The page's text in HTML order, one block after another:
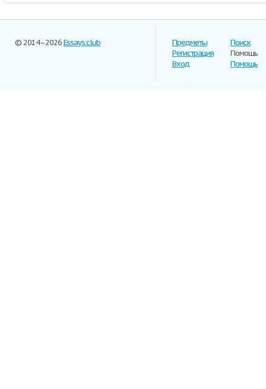
© 2014–2026Essays.club
Предметы
Регистрация
Вход
Поиск
Помощь
Помощь